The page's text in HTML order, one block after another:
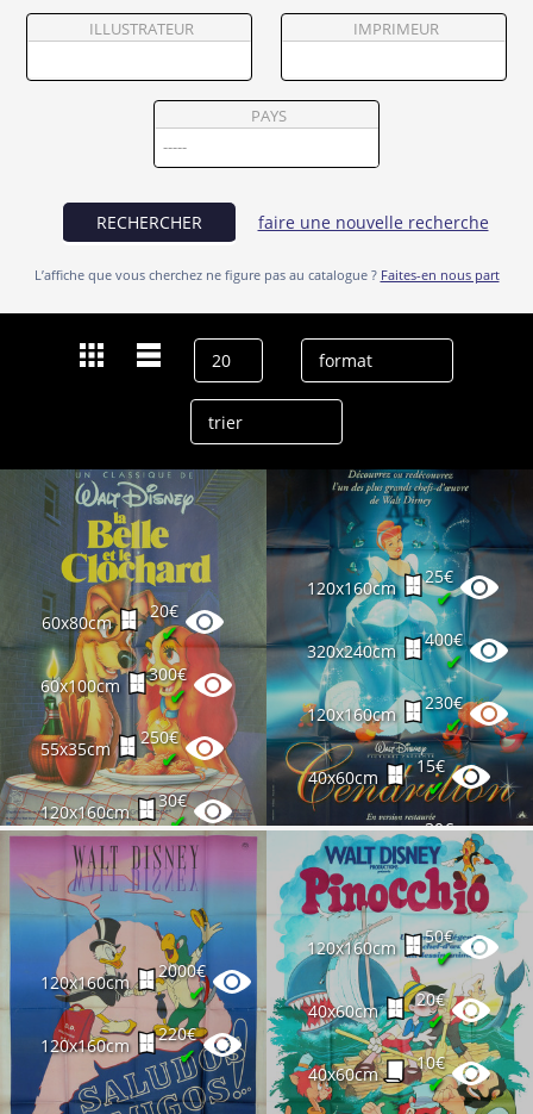
Vendre
ILLUSTRATEUR IMPRIMEUR
PAYS
RECHERCHER faire une nouvelle recherche
L’affiche que vous cherchez ne figure pas au catalogue ? Faites-en nous part
60x80cm
20€
✔
60x100cm
300€
✔
55x35cm
250€
✔
120x160cm
30€
✔
120x160cm
25€
✔
320x240cm
400€
✔
120x160cm
230€
✔
40x60cm
15€
✔
120x160cm
30€
✔
40x60cm
12€
✔
120x160cm
2000€
✔
120x160cm
220€
✔
120x160cm
50€
✔
40x60cm
20€
✔
40x60cm
10€
✔